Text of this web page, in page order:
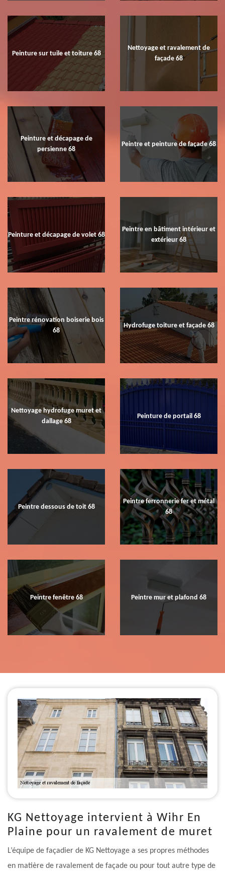
Peinture sur tuile et toiture 68
Nettoyage et ravalement de
façade 68
Peinture et décapage de
persienne 68
Peintre et peinture de façade 68
Peinture et décapage de volet 68
Peintre en bâtiment intérieur et
extérieur 68
Peintre rénovation boiserie bois
68
Hydrofuge toiture et façade 68
Nettoyage hydrofuge muret et
dallage 68
Peinture de portail 68
Peintre dessous de toit 68
Peintre ferronnerie fer et métal
68
Peintre fenêtre 68 Peintre mur et plafond 68
KG Nettoyage intervient à Wihr En
Plaine pour un ravalement de muret
L’équipe de façadier de KG Nettoyage a ses propres méthodes
en matière de ravalement de façade ou pour tout autre type de